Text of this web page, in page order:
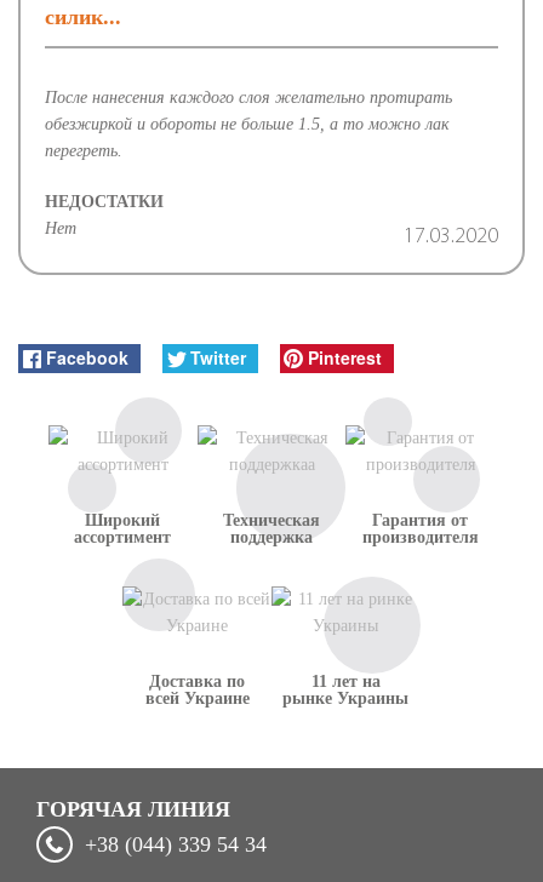
силик...
17.03.2020
После нанесения каждого слоя желательно протирать
обезжиркой и обороты не больше 1.5, а то можно лак
перегреть.
НЕДОСТАТКИ
Нет
Facebook Twitter Pinterest
Широкий
ассортимент
Техническая
поддержка
Гарантия от
производителя
Доставка по
всей Украине
11 лет на
рынке Украины
ГОРЯЧАЯ ЛИНИЯ
+38 (044) 339 54 34